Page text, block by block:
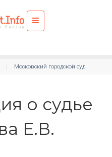
Московский городской суд
о судье
Е.В.